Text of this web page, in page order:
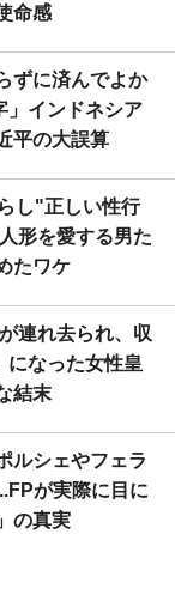
命感
ずに済んでよか
」インドネシア
平の大誤算
し"正しい性行
形を愛する男た
たワケ
連れ去られ、収
になった女性皇
結末
ルシェやフェラ
が実際に目に
の真実